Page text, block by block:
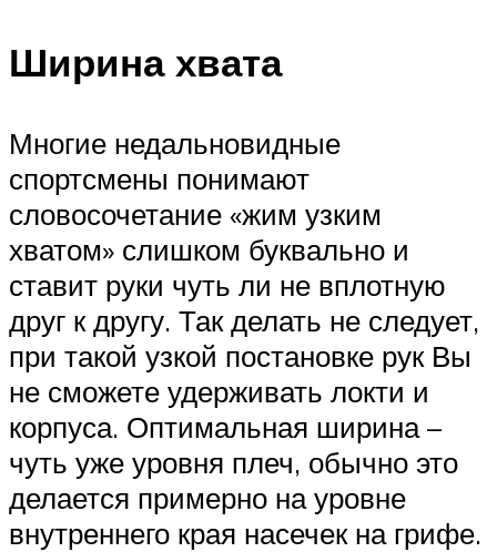
Ширина хвата
Многие недальновидные
спортсмены понимают
словосочетание «жим узким
хватом» слишком буквально и
ставит руки чуть ли не вплотную
друг к другу. Так делать не следует,
при такой узкой постановке рук Вы
не сможете удерживать локти и
корпуса. Оптимальная ширина –
чуть уже уровня плеч, обычно это
делается примерно на уровне
внутреннего края насечек на грифе.